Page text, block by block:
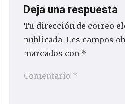
Deja una respuesta
Tu dirección de correo
publicada. Los campos
marcados con *